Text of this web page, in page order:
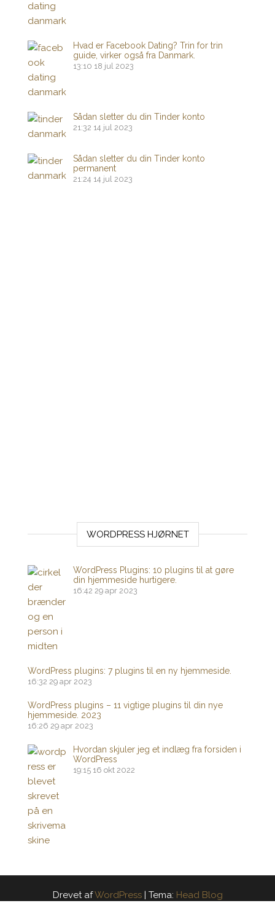
Hvad er Facebook Dating? Trin for trin
guide, virker også fra Danmark.
13:10 18 jul 2023
Sådan sletter du din Tinder konto
21:32 14 jul 2023
Sådan sletter du din Tinder konto
permanent
21:24 14 jul 2023
WORDPRESS HJØRNET
WordPress Plugins: 10 plugins til at gøre
din hjemmeside hurtigere.
16:42 29 apr 2023
WordPress plugins: 7 plugins til en ny hjemmeside.
16:32 29 apr 2023
WordPress plugins – 11 vigtige plugins til din nye
hjemmeside. 2023
16:26 29 apr 2023
Hvordan skjuler jeg et indlæg fra forsiden i
WordPress
19:15 16 okt 2022
Drevet afWordPress | Tema: Head Blog